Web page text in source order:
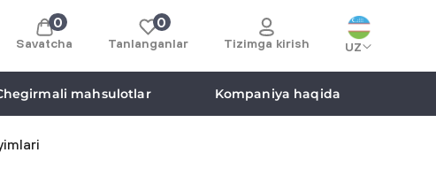
Savatcha
0 0
Tanlanganlar Tizimga kirish UZ
mahsulotlar Kompaniya haqida